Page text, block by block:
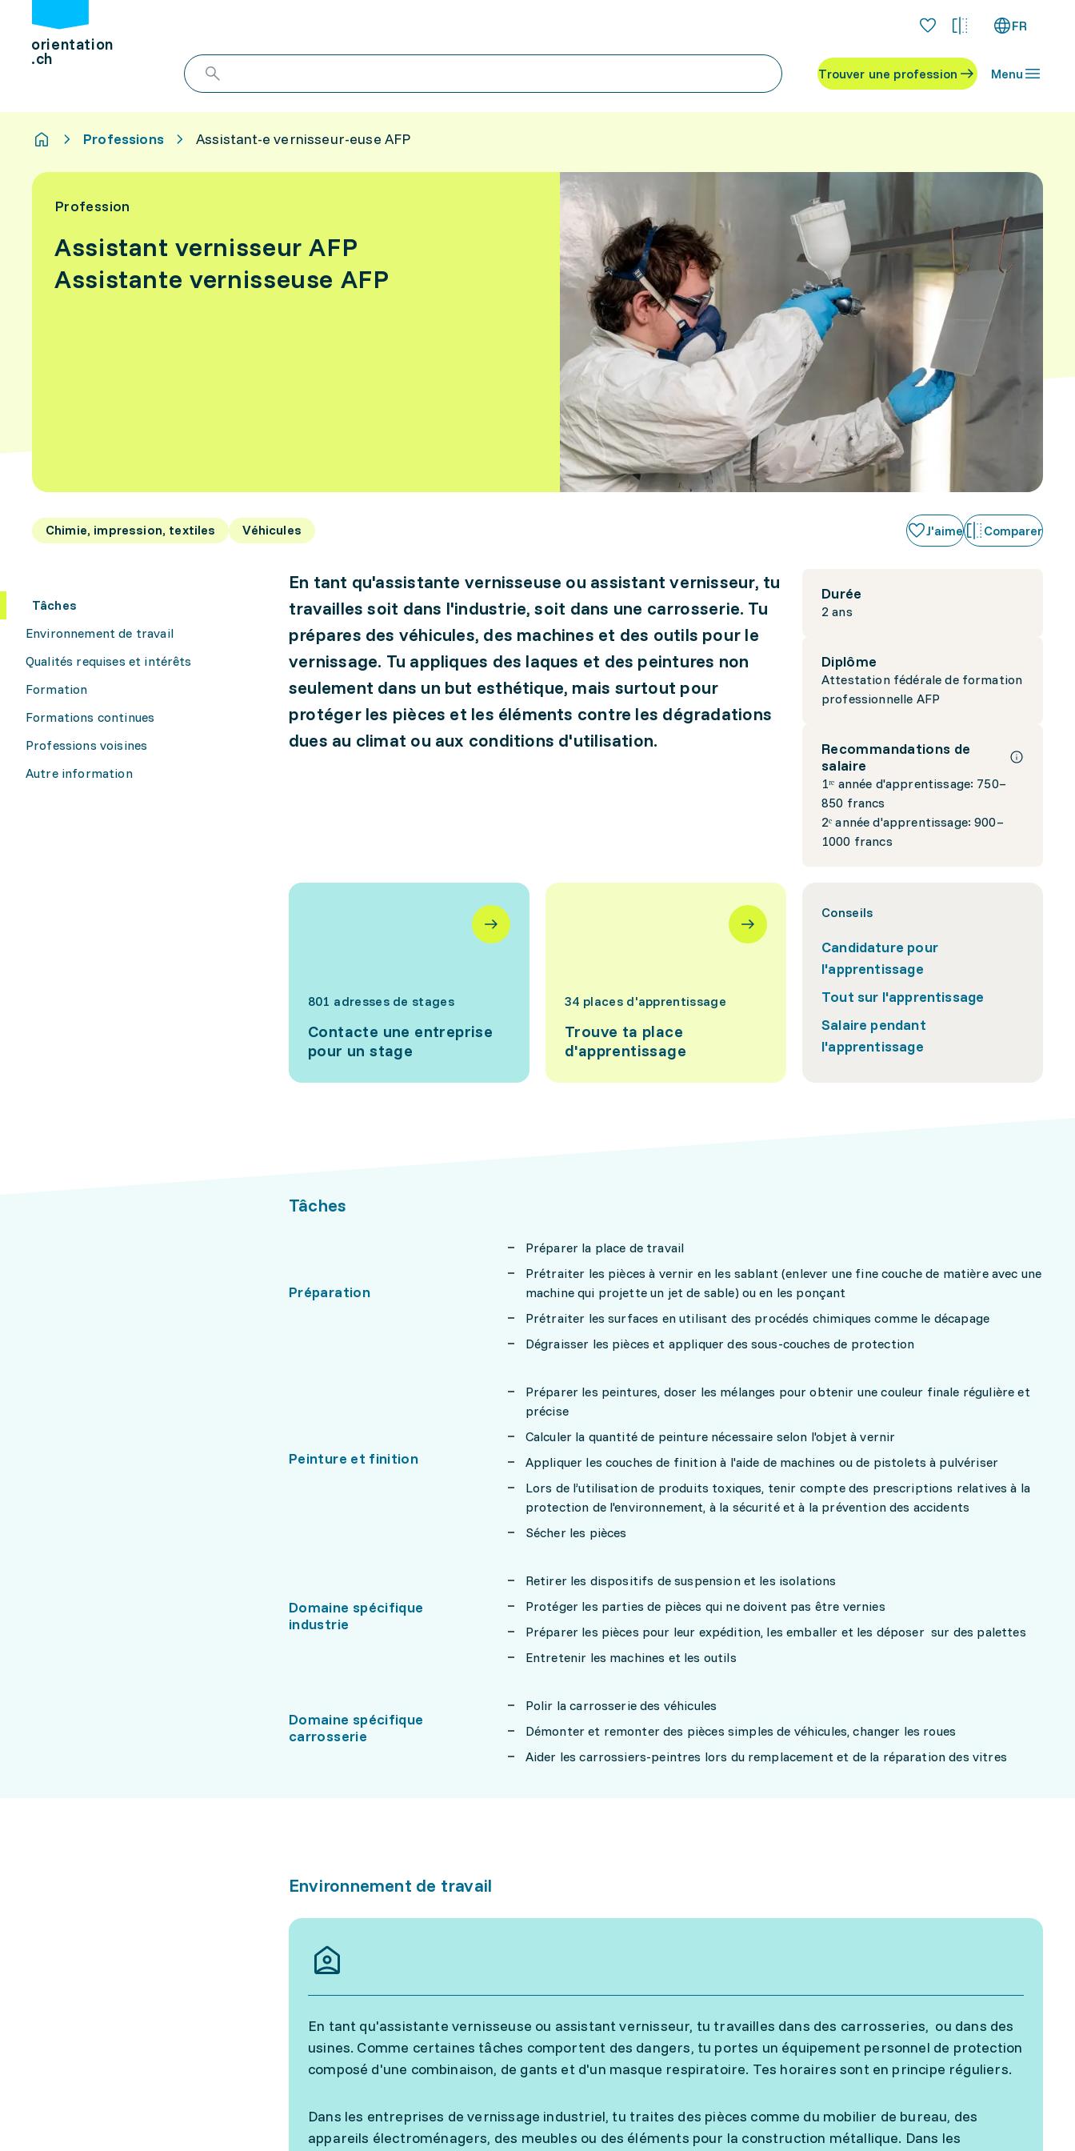
orientation
.ch
FR
Trouver une profession Menu
Professions Assistant-e vernisseur-euse AFP
Profession
Assistant vernisseur AFP
Assistante vernisseuse AFP
Chimie, impression, textiles Véhicules J'aime Comparer
Tâches
Environnement de travail
Qualités requises et intérêts
Formation
Formations continues
Professions voisines
Autre information
Durée
2 ans
Diplôme
Attestation fédérale de formation
professionnelle AFP
Recommandations de
salaire
1ʳᵉ année d'apprentissage: 750–
850 francs
2ᵉ année d'apprentissage: 900–
1000 francs
En tant qu'assistante vernisseuse ou assistant vernisseur, tu
travailles soit dans l'industrie, soit dans une carrosserie. Tu
prépares des véhicules, des machines et des outils pour le
vernissage. Tu appliques des laques et des peintures non
seulement dans un but esthétique, mais surtout pour
protéger les pièces et les éléments contre les dégradations
dues au climat ou aux conditions d'utilisation.
801 adresses de stages
Contacte une entreprise
pour un stage
34 places d'apprentissage
Trouve ta place
d'apprentissage
Conseils
Candidature pour
l'apprentissage
Tout sur l'apprentissage
Salaire pendant
l'apprentissage
Tâches
Préparation
Préparer la place de travail
Prétraiter les pièces à vernir en les sablant (enlever une fine couche de matière avec une
machine qui projette un jet de sable) ou en les ponçant
Prétraiter les surfaces en utilisant des procédés chimiques comme le décapage
Dégraisser les pièces et appliquer des sous-couches de protection
Peinture et finition
Préparer les peintures, doser les mélanges pour obtenir une couleur finale régulière et
précise
Calculer la quantité de peinture nécessaire selon l'objet à vernir
Appliquer les couches de finition à l'aide de machines ou de pistolets à pulvériser
Lors de l’utilisation de produits toxiques, tenir compte des prescriptions relatives à la
protection de l'environnement, à la sécurité et à la prévention des accidents
Sécher les pièces
Domaine spécifique
industrie
Retirer les dispositifs de suspension et les isolations
Protéger les parties de pièces qui ne doivent pas être vernies
Préparer les pièces pour leur expédition, les emballer et les déposer sur des palettes
Entretenir les machines et les outils
Domaine spécifique
carrosserie
Polir la carrosserie des véhicules
Démonter et remonter des pièces simples de véhicules, changer les roues
Aider les carrossiers-peintres lors du remplacement et de la réparation des vitres
Environnement de travail
En tant qu'assistante vernisseuse ou assistant vernisseur, tu travailles dans des carrosseries, ou dans des
usines. Comme certaines tâches comportent des dangers, tu portes un équipement personnel de protection
composé d'une combinaison, de gants et d'un masque respiratoire. Tes horaires sont en principe réguliers.
Dans les entreprises de vernissage industriel, tu traites des pièces comme du mobilier de bureau, des
appareils électroménagers, des meubles ou des éléments pour la construction métallique. Dans les